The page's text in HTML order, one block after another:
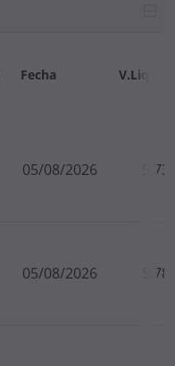
Fecha V.Liq
05/08/2026
05/08/2026